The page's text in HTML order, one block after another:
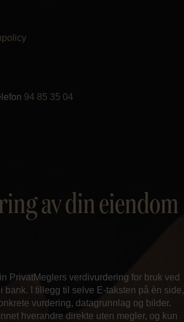
94 85 35 04
av din eiendom
PrivatMeglers verdivurdering for bruk ved
bank. I tillegg til selve E-taksten på èn side,
vurdering, datagrunnlag og bilder.
hverandre direkte uten megler, og kun